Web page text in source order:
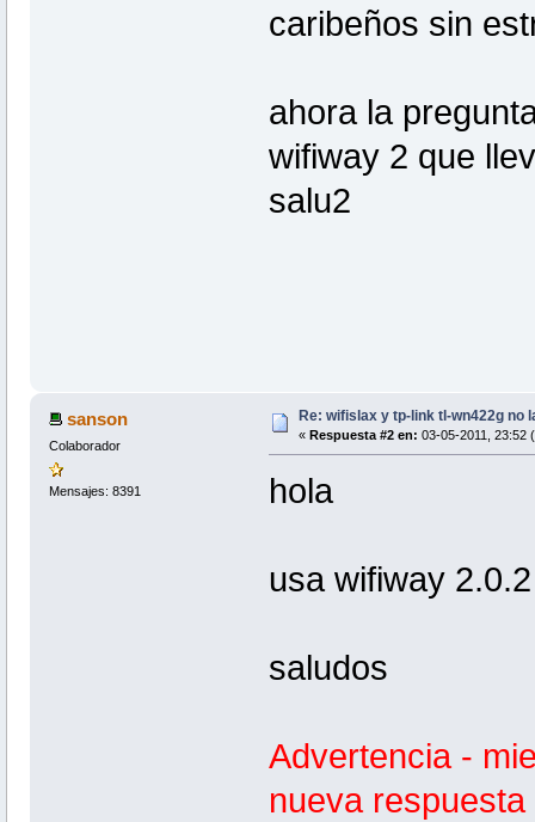
caribeños sin
ahora la
wifiway 2 que
salu2
sanson
Colaborador
Mensajes: 8391
Re: wifislax y tp-link tl-wn422g no
« Respuesta #2 en: 03-05-2011, 23:52
hola
usa wifiway
saludos
Advertencia -
nueva